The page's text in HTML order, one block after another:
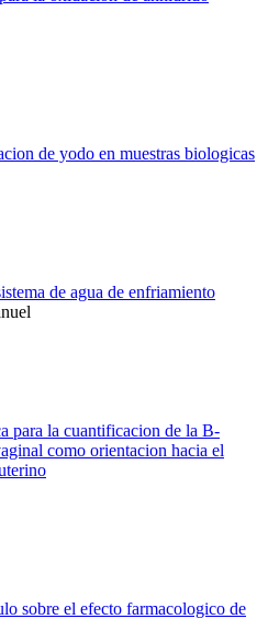
de yodo en muestras biologicas
de agua de enfriamiento
para la cuantificacion de la B-
como orientacion hacia el
sobre el efecto farmacologico de